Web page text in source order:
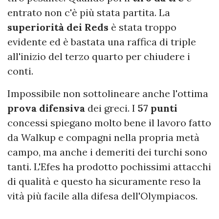
entrato non c'è più stata partita. La
superiorità dei Reds è stata troppo
evidente ed è bastata una raffica di triple
all'inizio del terzo quarto per chiudere i
conti.
Impossibile non sottolineare anche l'ottima
prova difensiva dei greci. I 57 punti
concessi spiegano molto bene il lavoro fatto
da Walkup e compagni nella propria metà
campo, ma anche i demeriti dei turchi sono
tanti. L'Efes ha prodotto pochissimi attacchi
di qualità e questo ha sicuramente reso la
vità più facile alla difesa dell'Olympiacos.